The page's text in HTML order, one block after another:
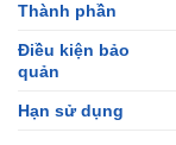
Thành phần
Điều kiện bảo
quản
Hạn sử dụng